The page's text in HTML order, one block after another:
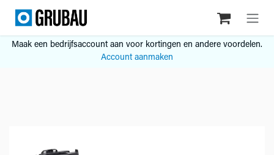
Overslaan naar inhoud
Maak een bedrijfsaccount aan voor kortingen en andere voordelen.
Account aanmaken